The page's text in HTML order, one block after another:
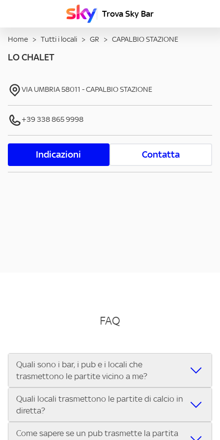
Trova Sky Bar
Home > Tutti i locali > GR > CAPALBIO STAZIONE
LO CHALET
VIA UMBRIA58011 -CAPALBIO STAZIONE
+39 338 865 9998
Indicazioni Contatta
FAQ
Quali sono i bar, i pub e i locali che
trasmettono le partite vicino a me?
Se cerchi un bar, pub, ristorante o locale vicino a te per
vedere le partite di Serie A ENILIVE, la Serie C Sky Wifi, la
UEFA Champions League, la UEFA Europa League, la UEFA
Conference League, il Tennis, la Formula 1®, la MotoGP™ e
Quali locali trasmettono le partite di calcio in
diretta?
Vuoi sapere quali bar, pub o ristoranti mostrano le partite
Come sapere se un pub trasmette la partita